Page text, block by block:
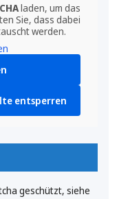
laden, um das
Sie, dass dabei
werden.
entsperren
geschützt, siehe